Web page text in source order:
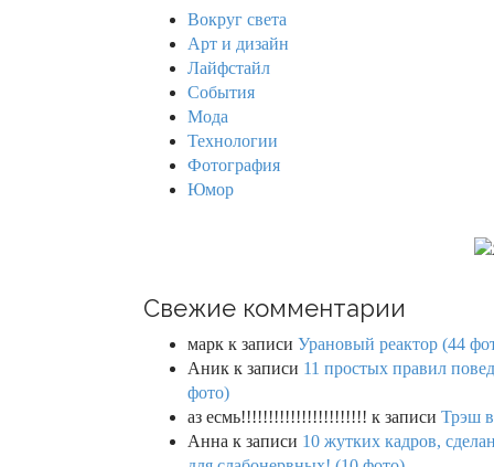
Вокруг света
Арт и дизайн
Лайфстайл
События
Мода
Технологии
Фотография
Юмор
Свежие комментарии
марк к записи Урановый реактор (44
Аник к записи 11 простых правил
фото)
аз есмь!!!!!!!!!!!!!!!!!!!!!!! к записи Трэш в
Анна к записи 10 жутких кадров,